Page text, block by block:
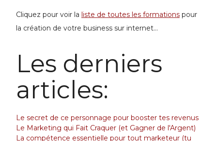
Cliquez pour voir la liste de toutes les formationspour
la création de votre businesssur internet...
Les derniers
articles:
Le secret de ce personnage pour booster tes revenus
Le Marketing qui Fait Craquer (et Gagner de l'Argent)
La compétence essentielle pour tout marketeur (tu